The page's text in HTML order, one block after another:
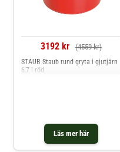
3192 kr (4559 kr)
Läs mer här
STAUB Staub rund gryta i gjutjärn
6,7 l röd